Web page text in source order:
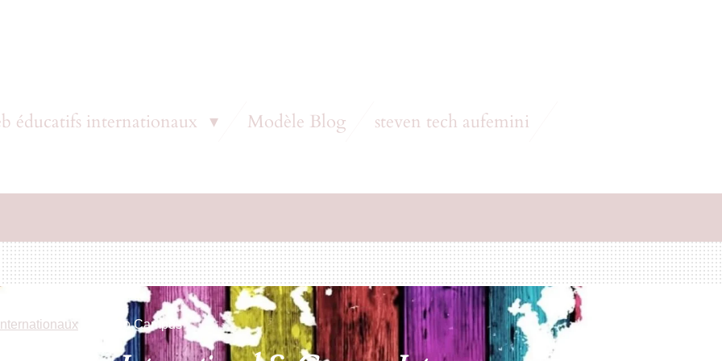
éducatifs internationaux Modèle Blog steven tech aufemini
Globo Campus